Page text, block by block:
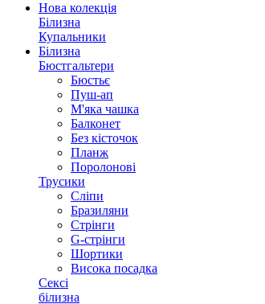
Нова колекція
Білизна
Купальники
Білизна
Бюстгальтери
Бюстьє
Пуш-ап
М'яка чашка
Балконет
Без кісточок
Планж
Поролонові
Трусики
Сліпи
Бразиляни
Стрінги
G-стрінги
Шортики
Висока посадка
Сексі
білизна